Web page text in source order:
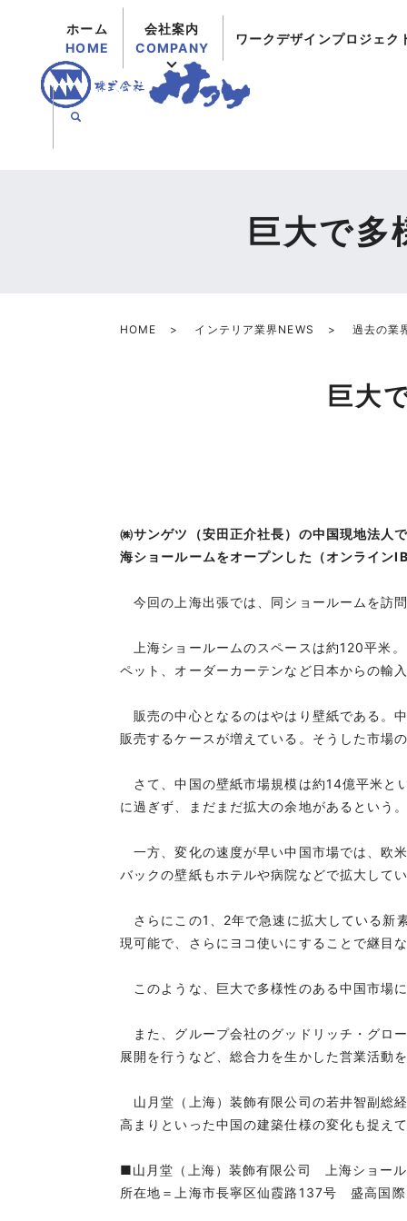
ホーム
HOME
会社案内
COMPANY
ワークデザインプロジェク
巨大で
HOME インテリア業界NEWS 過去の業
巨大
㈱サンゲツ（安田正介社長）の中国現地法人
海ショールームをオープンした（オンライン
今回の上海出張では、同ショールームを訪
上海ショールームのスペースは約120平米
ペット、オーダーカーテンなど日本からの輸
販売の中心となるのはやはり壁紙である。
販売するケースが増えている。そうした市場
さて、中国の壁紙市場規模は約14億平米と
に過ぎず、まだまだ拡大の余地があるという
一方、変化の速度が早い中国市場では、欧
バックの壁紙もホテルや病院などで拡大して
さらにこの1、2年で急速に拡大している新
現可能で、さらにヨコ使いにすることで継目
このような、巨大で多様性のある中国市場
また、グループ会社のグッドリッチ・グロ
展開を行うなど、総合力を生かした営業活動
山月堂（上海）装飾有限公司の若井智副総
高まりといった中国の建築仕様の変化も捉え
■山月堂（上海）装飾有限公司 上海ショー
所在地＝上海市長寧区仙霞路137号 盛高国